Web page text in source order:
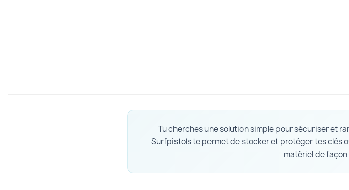
Tu cherches une solution simple pour sécuriser et
Surfpistols te permet de stocker et protéger tes clés
matériel de